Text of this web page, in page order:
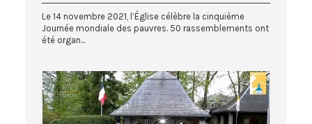
Le 14 novembre 2021, l’Église célèbre la cinquième
Journée mondiale des pauvres. 50 rassemblements ont
été organ...